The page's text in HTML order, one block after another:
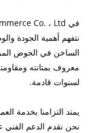
نتفهم أهمية الجودة
الساخن في الحوض
معروف بمتانته
لسنوات قادمة.
يمتد التزامنا بخدمة
نحن نقدم الدعم الفني